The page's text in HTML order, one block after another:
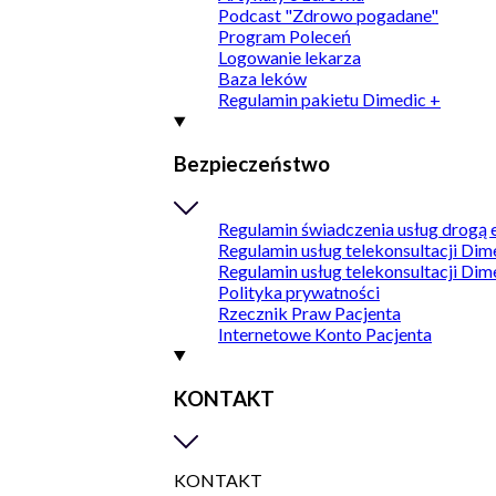
Podcast "Zdrowo pogadane"
Program Poleceń
Logowanie lekarza
Baza leków
Regulamin pakietu Dimedic +
Bezpieczeństwo
Regulamin świadczenia usług
Regulamin usług telekonsultacji
Regulamin usług telekonsultacji
Polityka prywatności
Rzecznik Praw Pacjenta
Internetowe Konto Pacjenta
KONTAKT
KONTAKT